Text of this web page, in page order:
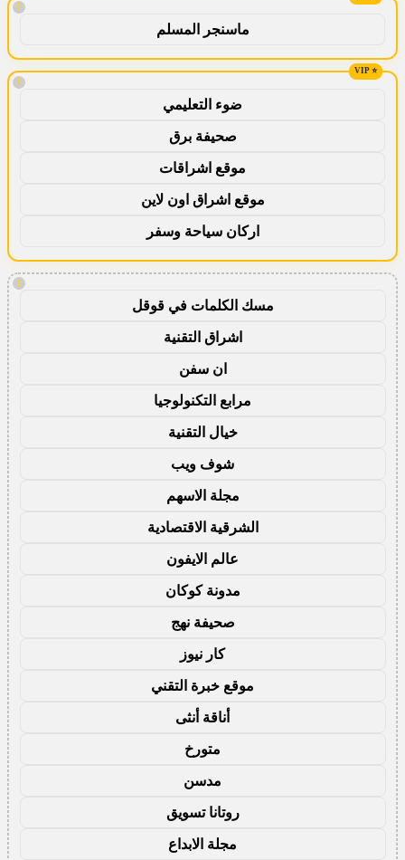
!
ماسنجر المسلم
!
ضوء التعليمي
صحيفة برق
موقع اشراقات
موقع اشراق اون لاين
اركان سياحة وسفر
!
مسك الكلمات في قوقل
اشراق التقنية
ان سفن
مرابع التكنولوجيا
خيال التقنية
شوف ويب
مجلة الاسهم
الشرقية الاقتصادية
عالم الايفون
مدونة كوكان
صحيفة نهج
كار نيوز
موقع خبرة التقني
أناقة أنثى
متورخ
مدسن
روتانا تسويق
مجلة الابداع